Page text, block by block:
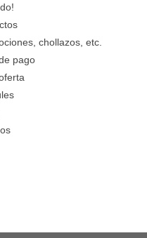
chollazos, etc.
pago